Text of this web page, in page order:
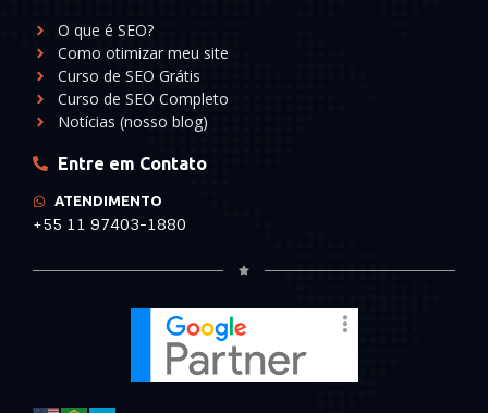
O que é SEO?
Como otimizar meu site
Curso de SEO Grátis
Curso de SEO Completo
Notícias (nosso blog)
Entre em Contato
ATENDIMENTO
+55 11 97403-1880